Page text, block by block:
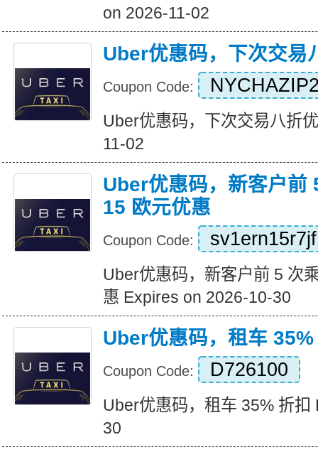
on 2026-11-02
Uber优惠码，下次交易
Coupon Code:
Uber优惠码，下次交易八折
11-02
Uber优惠码，新客户前
15 欧元优惠
Coupon Code: sv1ern15r7jf
Uber优惠码，新客户前 5 次
惠 Expires on 2026-10-30
Uber优惠码，租车
Coupon Code: D726100
Uber优惠码，租车 35% 折
30